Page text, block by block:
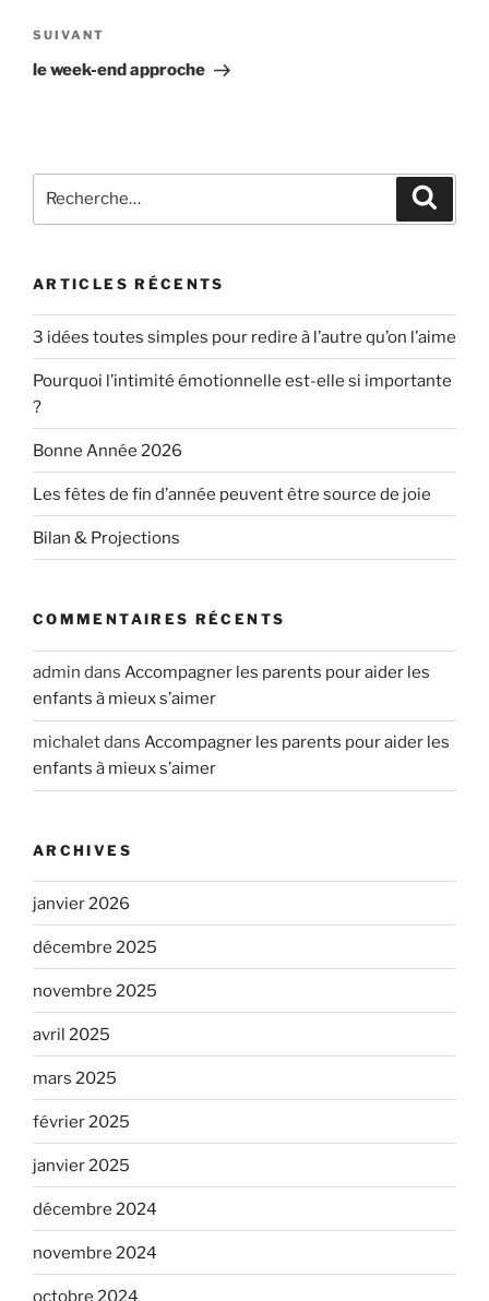
SUIVANT
le week-end approche
ARTICLES RÉCENTS
3 idées toutes simples pour redire à l’autre qu’on l’aime
Pourquoi l’intimité émotionnelle est-elle si importante
?
Bonne Année 2026
Les fêtes de fin d’année peuvent être source de joie
Bilan & Projections
COMMENTAIRES RÉCENTS
admin dans Accompagner les parents pour aider les
enfants à mieux s’aimer
michaletdans Accompagner les parents pour aider les
enfants à mieux s’aimer
ARCHIVES
janvier 2026
décembre 2025
novembre 2025
avril 2025
mars 2025
février 2025
janvier 2025
décembre 2024
novembre 2024
octobre 2024